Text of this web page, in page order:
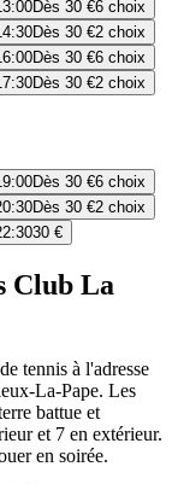
Dès 30 €6 choix
Dès 30 €2 choix
Dès 30 €6 choix
Dès 30 €2 choix
Dès 30 €6 choix
Dès 30 €2 choix
30 €
Club La
tennis à l'adresse
La-Pape. Les
battue et
et 7 en extérieur.
en soirée.